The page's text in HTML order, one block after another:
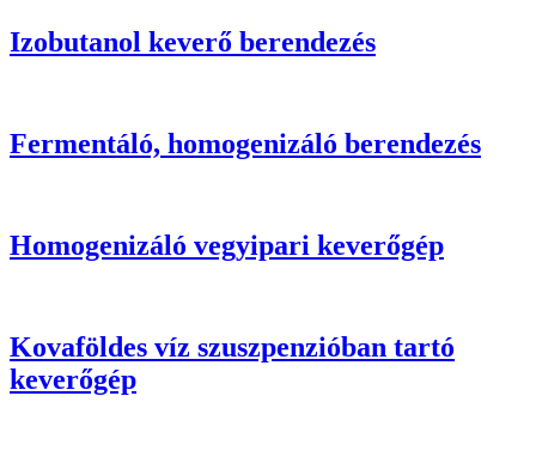
Izobutanol keverő berendezés
Fermentáló, homogenizáló berendezés
Homogenizáló vegyipari keverőgép
Kovaföldes víz szuszpenzióban tartó
keverőgép